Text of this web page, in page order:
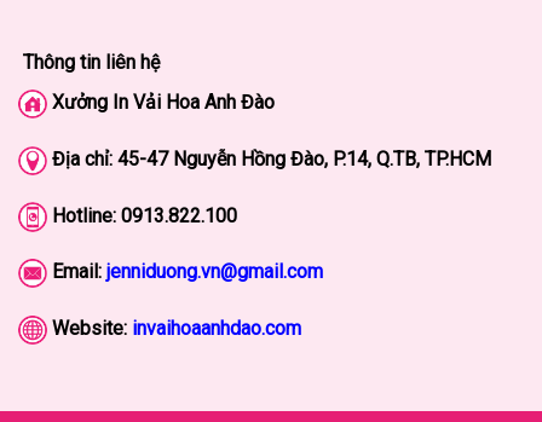
Thông tin liên hệ
Xưởng In Vải Hoa Anh Đào
Địa chỉ: 45-47Nguyễn Hồng Đào, P.14, Q.TB, TP.HCM
Hotline: 0913.822.100
Email: jenniduong.vn@gmail.com
Website: invaihoaanhdao.com